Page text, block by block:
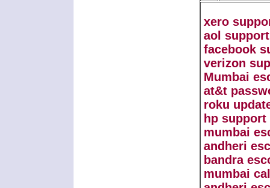
xero
aol support
facebook
verizon
Mumbai
at&t
roku
hp support
mumbai
andheri
bandra
mumbai